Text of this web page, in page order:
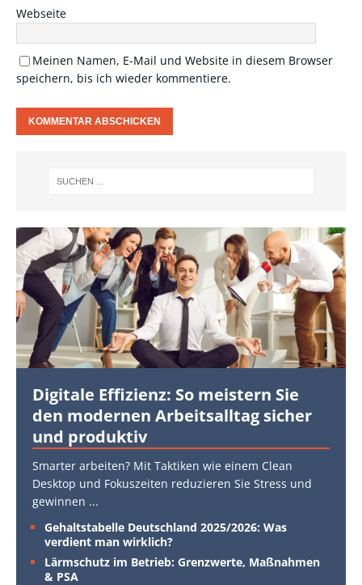
Webseite
Meinen Namen, E-Mail und Website in diesem Browser
speichern, bis ich wieder kommentiere.
Digitale Effizienz: So meistern Sie
den modernen Arbeitsalltag sicher
und produktiv
Smarter arbeiten? Mit Taktiken wie einem Clean
Desktop und Fokuszeiten reduzieren Sie Stress und
gewinnen ...
Gehaltstabelle Deutschland 2025/2026: Was
verdient man wirklich?
Lärmschutz im Betrieb: Grenzwerte, Maßnahmen
& PSA